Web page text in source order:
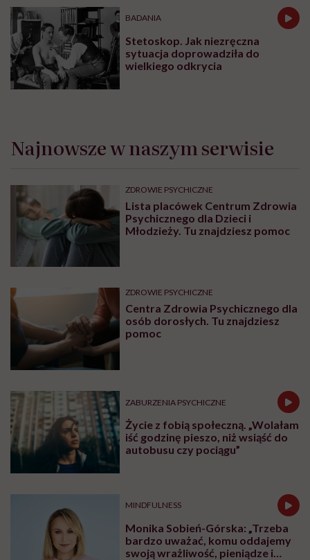
BADANIA
Stetoskop. Jak niezręczna
sytuacja doprowadziła do
wielkiego odkrycia
Najnowsze w naszym serwisie
ZDROWIE PSYCHICZNE
Lista placówek Centrum Zdrowia
Psychicznego dla Dzieci i
Młodzieży. Tu znajdziesz pomoc
ZDROWIE PSYCHICZNE
Centra Zdrowia Psychicznego dla
osób dorosłych. Tu znajdziesz
pomoc
ZABURZENIA PSYCHICZNE
Życie z fobią społeczną. „Wolałam
iść godzinę pieszo, niż wsiąść do
autobusu czy pociągu”
MINDFULNESS
Monika Sobień-Górska: „Trzeba
bardzo uważać, komu oddajemy
swoją wrażliwość, pieniądze i